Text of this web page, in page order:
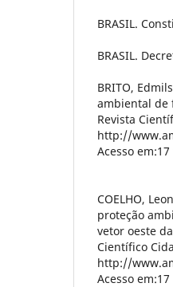
BRASIL.
BRASIL.
BRITO,
ambiental de
Revista
http://
Acesso
COELHO,
proteção
vetor oeste
Científico
http://
Acesso